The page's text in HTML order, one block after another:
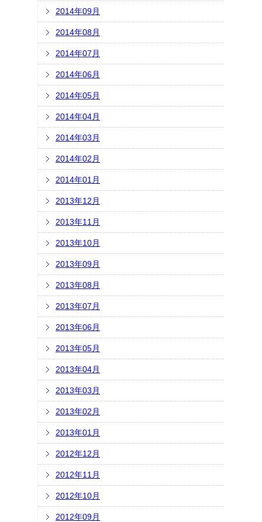
2014年09月
2014年08月
2014年07月
2014年06月
2014年05月
2014年04月
2014年03月
2014年02月
2014年01月
2013年12月
2013年11月
2013年10月
2013年09月
2013年08月
2013年07月
2013年06月
2013年05月
2013年04月
2013年03月
2013年02月
2013年01月
2012年12月
2012年11月
2012年10月
2012年09月